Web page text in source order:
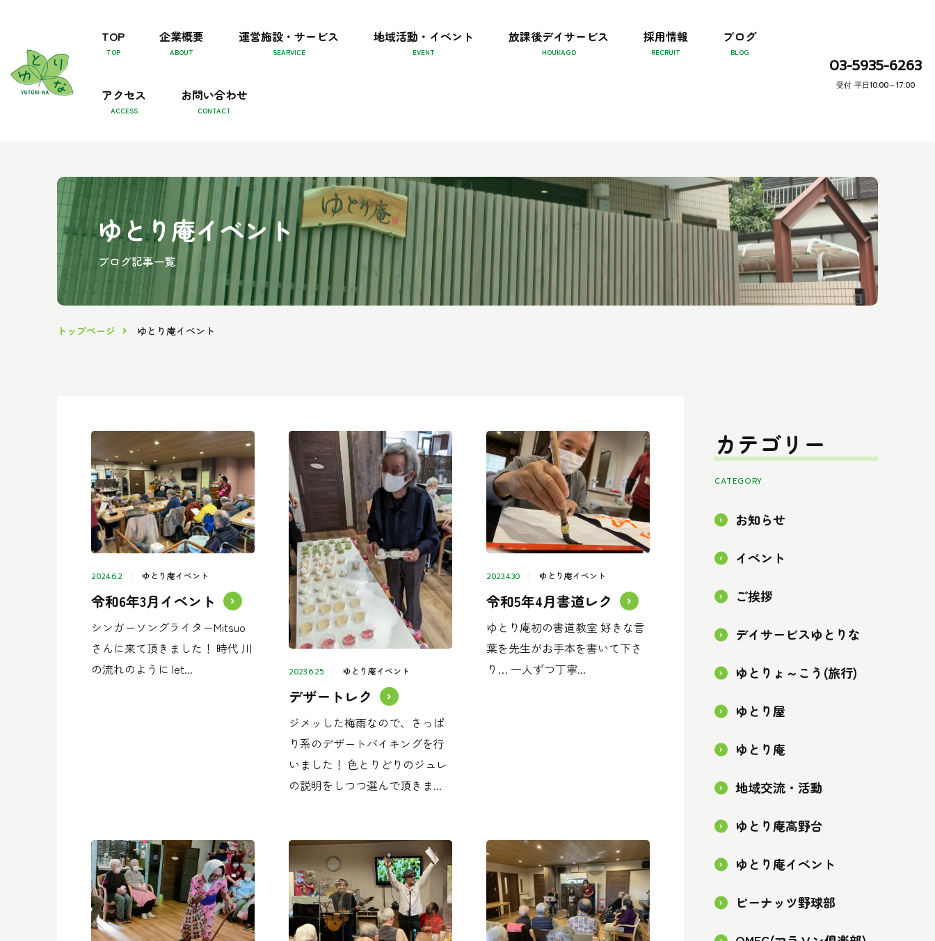
TOP 企業概要 運営施設・サービス 地域活動・イベント 放課後デイサービス 採用情報 ブログ
アクセス お問い合わせ
03-5935-6263
受付 平日10:00～17:00
ゆとり庵イベント
ブログ記事一覧
トップページ ゆとり庵イベント
2024.6.2 ゆとり庵イベント
令和6年3月イベント
シンガーソングライターMitsuo
さんに来て頂きました！ 時代 川
の流れのように let...
2023.6.25 ゆとり庵イベント
デザートレク
ジメッした梅雨なので、さっぱ
り系のデザートバイキングを行
いました！ 色とりどりのジュレ
の説明をしつつ選んで頂きま...
2023.4.30 ゆとり庵イベント
令和5年4月書道レク
ゆとり庵初の書道教室 好きな言
葉を先生がお手本を書いて下さ
り… 一人ずつ丁寧...
カテゴリー
CATEGORY
お知らせ
イベント
ご挨拶
デイサービスゆとりな
ゆとりょ～こう(旅行)
ゆとり屋
ゆとり庵
地域交流・活動
ゆとり庵高野台
ゆとり庵イベント
ピーナッツ野球部